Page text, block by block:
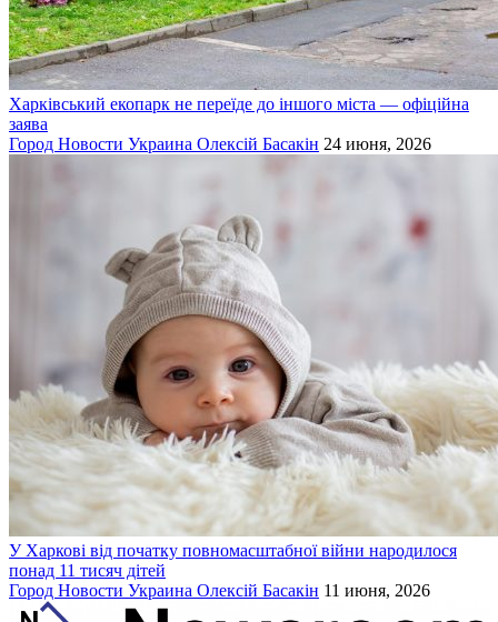
Харківський екопарк не переїде до іншого міста — офіційна
заява
Город Новости Украина Олексій Басакін 24 июня, 2026
У Харкові від початку повномасштабної війни народилося
понад 11 тисяч дітей
Город Новости Украина Олексій Басакін 11 июня, 2026